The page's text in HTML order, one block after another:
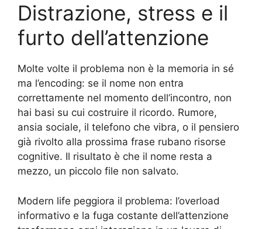
Distrazione, stress e il
furto dell’attenzione
Molte volte il problema non è la memoria in sé
ma l’encoding: se il nome non entra
correttamente nel momento dell’incontro, non
hai basi su cui costruire il ricordo. Rumore,
ansia sociale, il telefono che vibra, o il pensiero
già rivolto alla prossima frase rubano risorse
cognitive. Il risultato è che il nome resta a
mezzo, un piccolo file non salvato.
Modern life peggiora il problema: l’overload
informativo e la fuga costante dell’attenzione